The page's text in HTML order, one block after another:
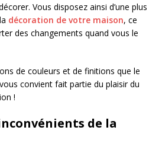
Vous disposez ainsi d’une plus
décoration de votre maison, ce
des changements quand vous le
de couleurs et de finitions que le
convient fait partie du plaisir du
!
de la